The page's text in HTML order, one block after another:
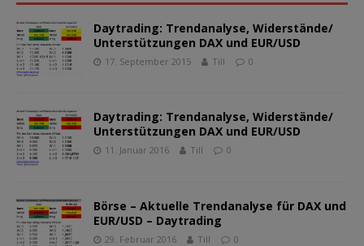
Daytrading: Trendanalyse, Widerstände/
Unterstützungen DAX und EUR/USD
17. September 2015 Till 0
Daytrading: Trendanalyse, Widerstände/
Unterstützungen DAX und EUR/USD
11. Januar 2016 Till 0
Börse – Aktuelle Trendanalyse für DAX und
EUR/USD – Daytrading
29. Februar 2016 Till 0